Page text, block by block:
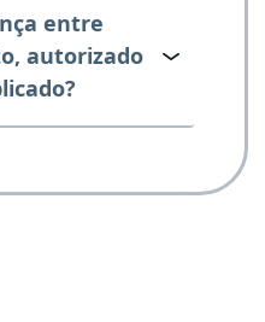
entre
autorizado